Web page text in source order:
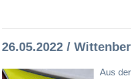
26.05.2022 /
Aus